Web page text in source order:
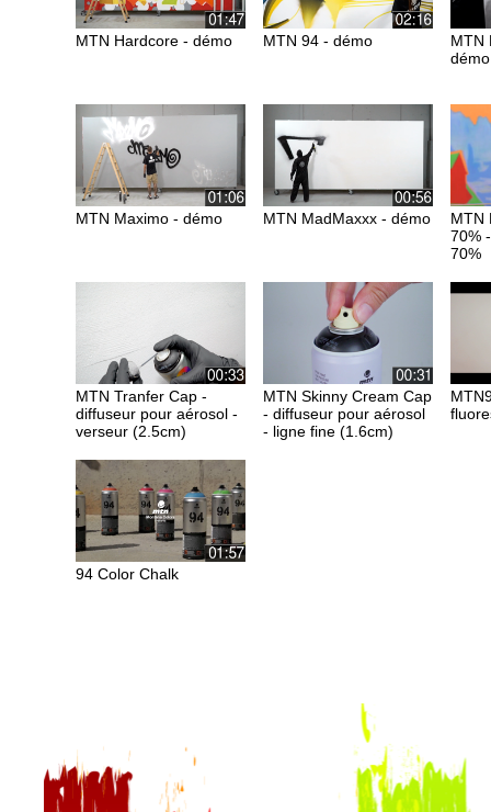
MTN Hardcore - démo MTN 94 - démo
MTN
démo
MTN Maximo - démo MTN MadMaxxx - démo
MTN
70%
70%
MTN Tranfer Cap -
diffuseur pour aérosol -
verseur (2.5cm)
MTN Skinny Cream Cap
- diffuseur pour aérosol
- ligne fine (1.6cm)
94 Color Chalk